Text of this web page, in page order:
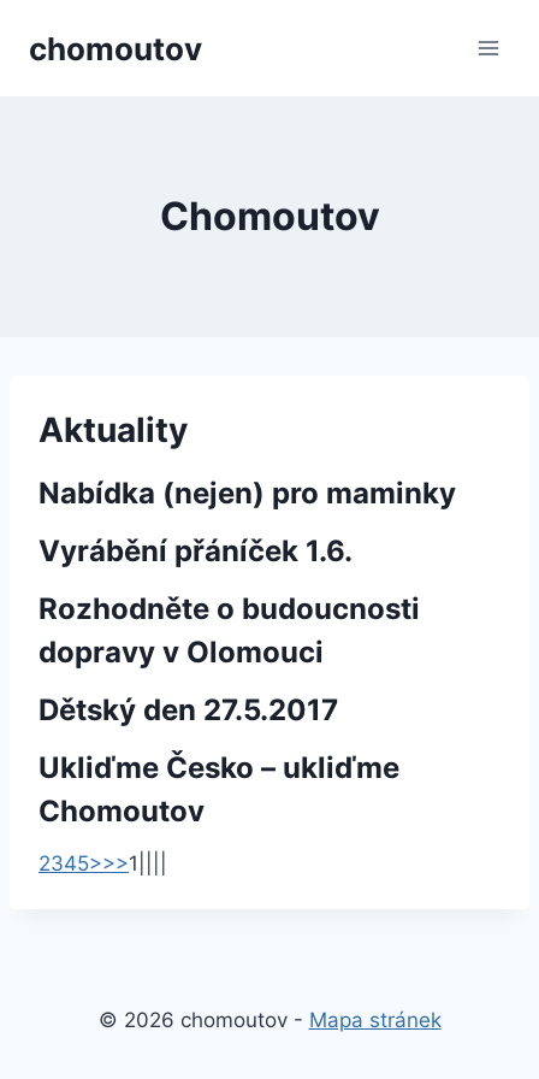
chomoutov
Chomoutov
Aktuality
Nabídka (nejen) pro maminky
Vyrábění přáníček 1.6.
Rozhodněte o budoucnosti
dopravy v Olomouci
Dětský den 27.5.2017
Ukliďme Česko – ukliďme
Chomoutov
2345>>>1
© 2026 chomoutov - Mapa stránek